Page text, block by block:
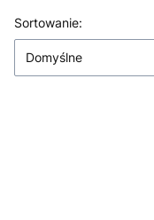
Lista produktów
Sortowanie:
Domyślne